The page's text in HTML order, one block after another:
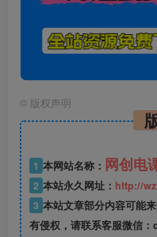
© 版权声明
1 本网站名称： 网创电
2 本站永久网址： http://
3 本站文章部分内容可能
有侵权，请联系客服微信：